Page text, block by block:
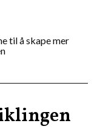
til å skape mer